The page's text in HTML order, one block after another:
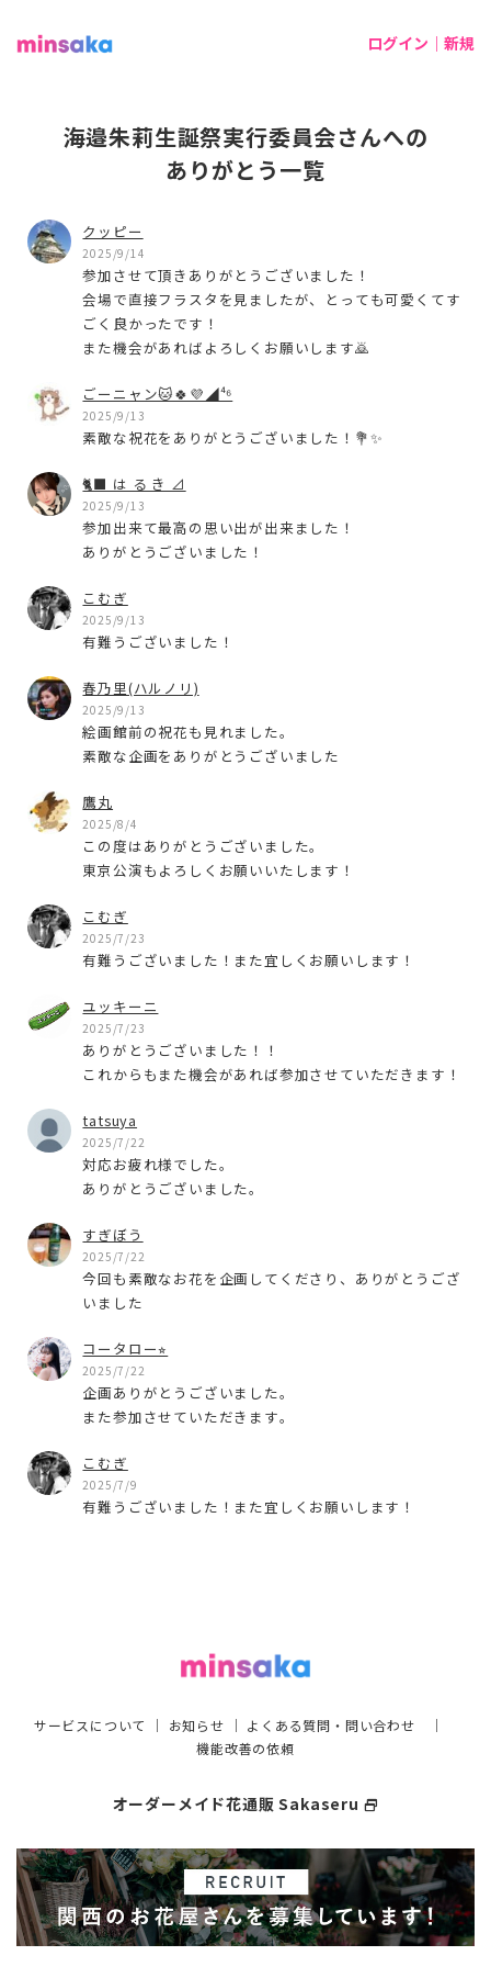
ログイン｜新規
海邉朱莉生誕祭実行委員会さんへの
ありがとう一覧
クッピー
2025/9/14
参加させて頂きありがとうございました！
会場で直接フラスタを見ましたが、とっても可愛くてす
ごく良かったです！
また機会があればよろしくお願いします🙇
ごーニャン🐱🍀💜◢⁴⁶
2025/9/13
素敵な祝花をありがとうございました！💐✨
🐈‍⬛ は る き ⊿
2025/9/13
参加出来て最高の思い出が出来ました！
ありがとうございました！
こむぎ
2025/9/13
有難うございました！
春乃里(ハルノリ)
2025/9/13
絵画館前の祝花も見れました。
素敵な企画をありがとうございました
鷹丸
2025/8/4
この度はありがとうございました。
東京公演もよろしくお願いいたします！
こむぎ
2025/7/23
有難うございました！また宜しくお願いします！
ユッキーニ
2025/7/23
ありがとうございました！！
これからもまた機会があれば参加させていただきます！
tatsuya
2025/7/22
対応お疲れ様でした。
ありがとうございました。
すぎぼう
2025/7/22
今回も素敵なお花を企画してくださり、ありがとうござ
いました
コータロー⭐︎
2025/7/22
企画ありがとうございました。
また参加させていただきます。
こむぎ
2025/7/9
有難うございました！また宜しくお願いします！
サービスについて ｜ お知らせ ｜ よくある質問・問い合わせ ｜
機能改善の依頼
オーダーメイド花通販 Sakaseru select_window